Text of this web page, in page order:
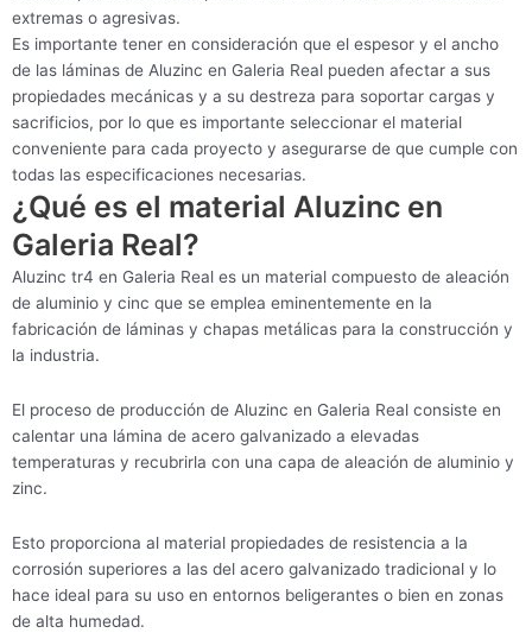
extremas o agresivas.
Es importante tener en consideración que el espesor y el ancho
de las láminas de Aluzinc en Galeria Real pueden afectar a sus
propiedades mecánicas y a su destreza para soportar cargas y
sacrificios, por lo que es importante seleccionar el material
conveniente para cada proyecto y asegurarse de que cumple con
todas las especificaciones necesarias.
¿Qué es el material Aluzinc en
Galeria Real?
Aluzinc tr4 en Galeria Real es un material compuesto de aleación
de aluminio y cinc que se emplea eminentemente en la
fabricación de láminas y chapas metálicas para la construcción y
la industria.
El proceso de producción de Aluzinc en Galeria Real consiste en
calentar una lámina de acero galvanizado a elevadas
temperaturas y recubrirla con una capa de aleación de aluminio y
zinc.
Esto proporciona al material propiedades de resistencia a la
corrosión superiores a las del acero galvanizado tradicional y lo
hace ideal para su uso en entornos beligerantes o bien en zonas
de alta humedad.